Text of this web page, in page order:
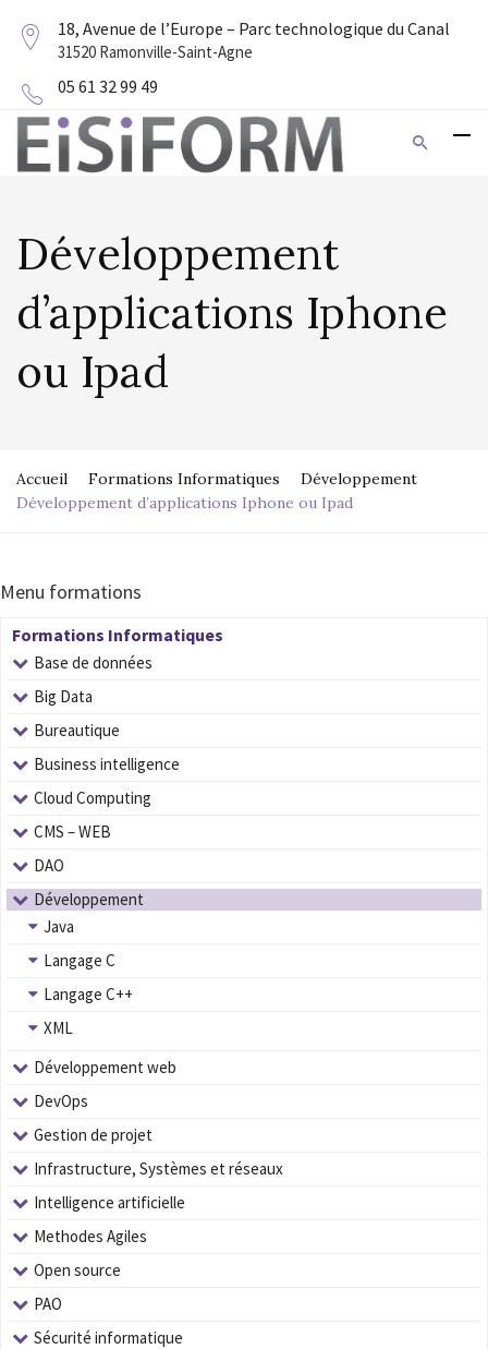
18, Avenue de l’Europe – Parc technologique du Canal
31520 Ramonville-Saint-Agne
05 61 32 99 49
Développement
d’applications Iphone
ou Ipad
Accueil Formations Informatiques
Développement
Développement d’applications Iphone ou Ipad
Menu formations
Formations Informatiques
Base de données
Big Data
Bureautique
Business intelligence
Cloud Computing
CMS – WEB
DAO
Développement
Java
Langage C
Langage C++
XML
Développement web
DevOps
Gestion de projet
Infrastructure, Systèmes et réseaux
Intelligence artificielle
Methodes Agiles
Open source
PAO
Sécurité informatique